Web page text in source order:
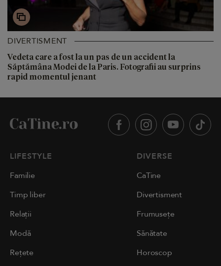
DIVERTISMENT
Vedeta care a fost la un pas de un accident la
Săptămâna Modei de la Paris. Fotografii au surprins
rapid momentul jenant
LIFESTYLE
Familie
Timp liber
Relații
Modă
Rețete
DIVERSE
CaTine
Divertisment
Frumusețe
Sănătate
Horoscop